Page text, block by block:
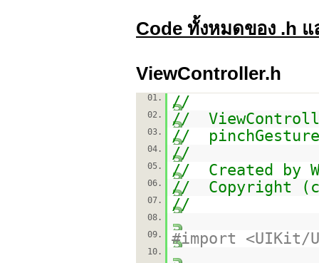
Code ทั้งหมดของ .h
ViewController.h
01. //
02. //
03. // pinchGesture
04. //
05. // Created by
06. // Copyright
07. //
08.
09.
#import <UIKit/
10.